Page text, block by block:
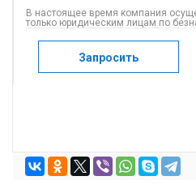
В настоящее время компания
только юридическим лицам по
Запросить